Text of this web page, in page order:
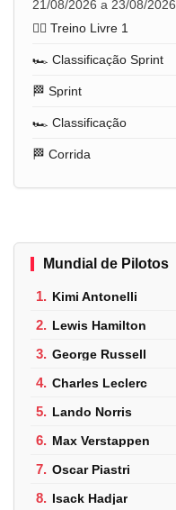
21/08/2026 a 23/08/2026
🏋️‍♂️ Treino Livre 1
🏎️ Classificação Sprint
🏁 Sprint
🏎️ Classificação
🏁 Corrida
Mundial de Pilotos
1. Kimi Antonelli
2. Lewis Hamilton
3. George Russell
4. Charles Leclerc
5. Lando Norris
6. Max Verstappen
7. Oscar Piastri
8. Isack Hadjar